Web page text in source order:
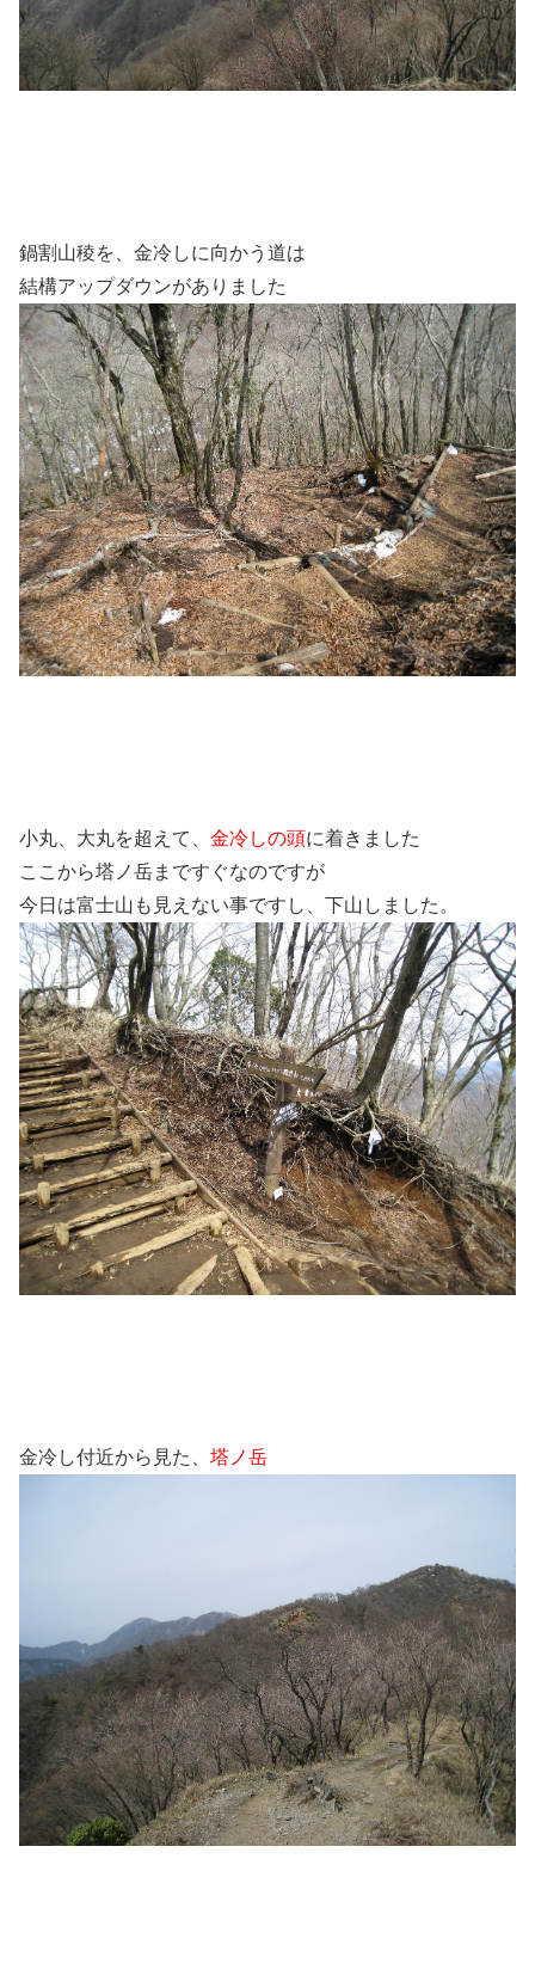
鍋割山稜を、金冷しに向かう道は
結構アップダウンがありました
小丸、大丸を超えて、 金冷しの頭に着きました
ここから塔ノ岳まですぐなのですが
今日は富士山も見えない事ですし、下山しました。
金冷し付近から見た、 塔ノ岳